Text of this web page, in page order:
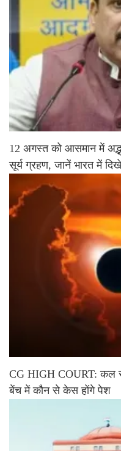
12 अगस्त को आसमान में
सूर्य ग्रहण, जानें भारत में
CG HIGH COURT: कल
बेंच में कौन से केस होंगे पेश